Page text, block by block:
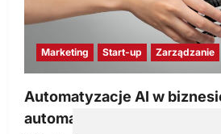
Marketing Start-up Zarządzanie
Automatyzacje AI w
automatyzacji i korzyści dla